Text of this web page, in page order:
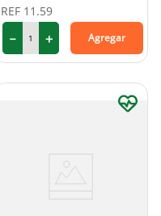
REF 11.59
＋
－ Agregar